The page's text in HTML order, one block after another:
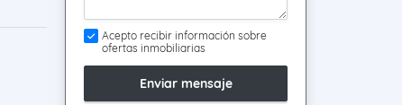
Acepto recibir información sobre
ofertas inmobiliarias
Enviar mensaje